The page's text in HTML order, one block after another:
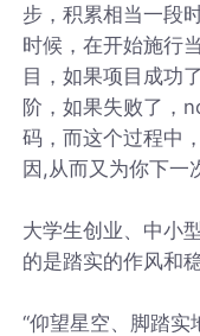
步，积累相当一段
时候，在开始施行
目，如果项目成功
阶，如果失败了，
码，而这个过程中
因,从而又为你下一
大学生创业、中小
的是踏实的作风和
“仰望星空、脚踏实